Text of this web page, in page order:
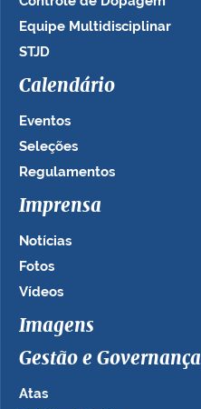
Equipe Multidisciplinar
STJD
Calendário
Eventos
Seleções
Regulamentos
Imprensa
Notícias
Fotos
Vídeos
Imagens
Gestão e Governança
Atas